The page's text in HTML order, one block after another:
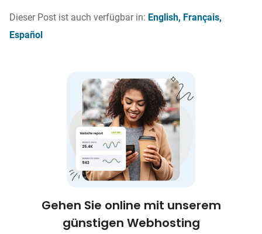
Dieser Post ist auch verfügbar in: English Français
Español
Gehen Sie online mit unserem
günstigen Webhosting